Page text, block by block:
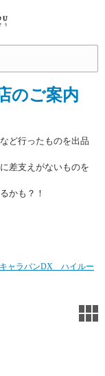
のご案内
ど行ったものを出品
差支えがないものを
かも？！
ャラバンDX ハイルー